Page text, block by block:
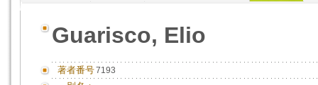
Guarisco, Elio
著者番号7193